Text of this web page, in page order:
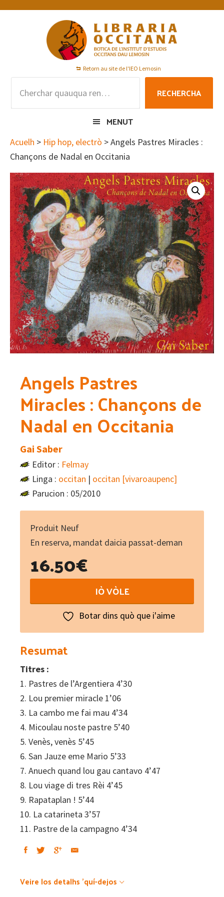
Skip
Skip
Skip
Retorn au site de l'IEO Lemosin
RECHERCHA
MENUT
Acuelh > Hip hop, electrò > Angels Pastres Miracles :
Chançons de Nadal en Occitania
Angels Pastres
Miracles : Chançons de
Nadal en Occitania
Gai Saber
Editor : Felmay
Linga : occitan | occitan [vivaroaupenc]
Parucion : 05/2010
Produit Neuf
En reserva, mandat daicia passat-deman
16.50€
Pastres
de
Nadal
en
Occitania
quantity
IÒ VÒLE
Botar dins quò que i'aime
Resumat
Titres :
1. Pastres de l’Argentiera 4’30
2. Lou premier miracle 1’06
3. La cambo me fai mau 4’34
4. Micoulau noste pastre 5’40
5. Venès, venès 5’45
6. San Jauze eme Mario 5’33
7. Anuech quand lou gau cantavo 4’47
8. Lou viage di tres Rèi 4’45
9. Rapataplan ! 5’44
10. La catarineta 3’57
11. Pastre de la campagno 4’34
Veire los detalhs 'quí-dejos